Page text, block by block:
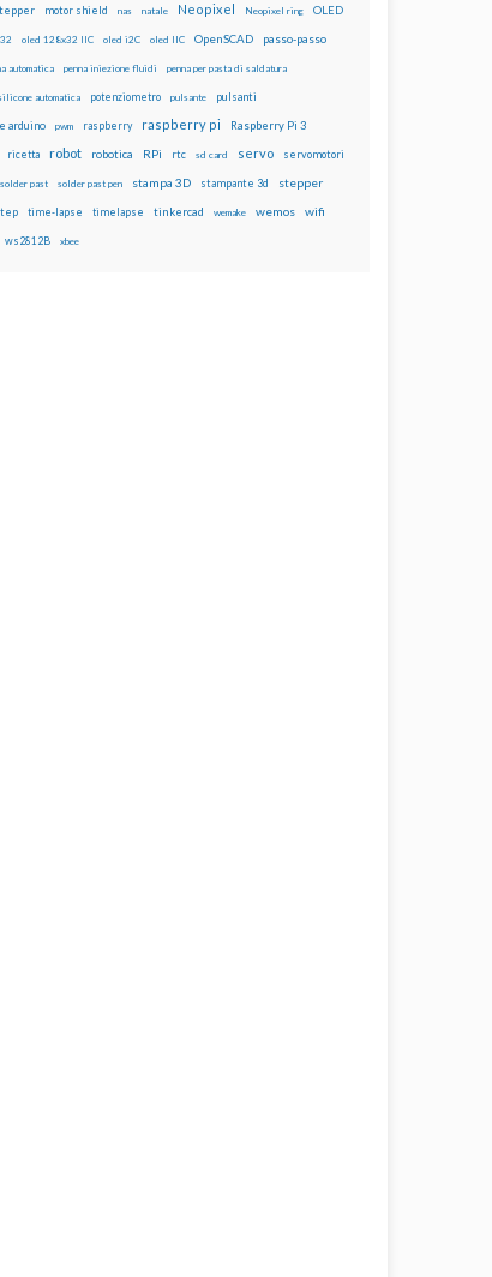
motor shield nas natale Neopixel Neopixel ring OLED
oled 128x32 IIC oled i2C oled IIC OpenSCAD passo-passo
automatica penna iniezione fluidi penna per pasta di saldatura
automatica potenziometro pulsante pulsanti
arduino pwm raspberry raspberry pi Raspberry Pi 3
ricetta robot robotica RPi rtc sd card servo servomotori
solder past solder past pen stampa 3D stampante 3d stepper
time-lapse timelapse tinkercad wemake wemos wifi
ws2812B xbee